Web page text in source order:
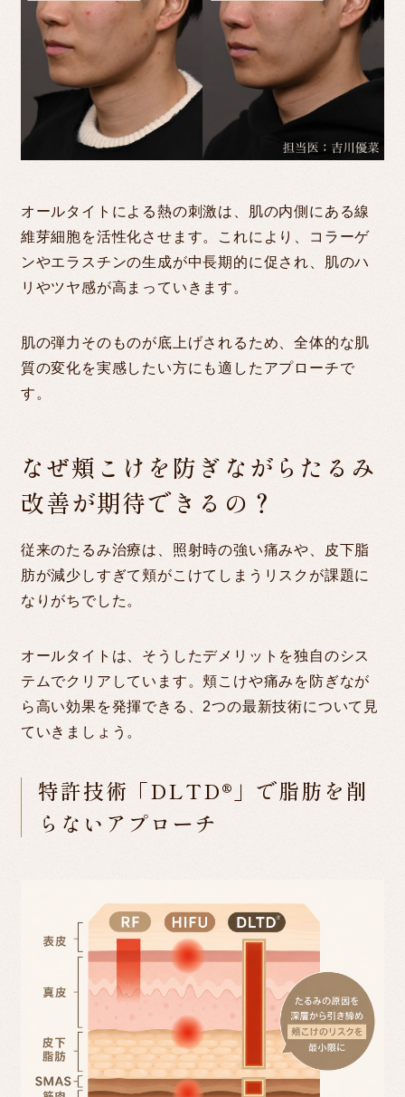
オールタイトによる熱の刺激は、肌の内側にある線
維芽細胞を活性化させます。これにより、コラーゲ
ンやエラスチンの生成が中長期的に促され、肌のハ
リやツヤ感が高まっていきます。
肌の弾力そのものが底上げされるため、全体的な肌
質の変化を実感したい方にも適したアプローチで
す。
なぜ頬こけを防ぎながらたるみ
改善が期待できるの？
従来のたるみ治療は、照射時の強い痛みや、皮下脂
肪が減少しすぎて頬がこけてしまうリスクが課題に
なりがちでした。
オールタイトは、そうしたデメリットを独自のシス
テムでクリアしています。頬こけや痛みを防ぎなが
ら高い効果を発揮できる、2つの最新技術について見
ていきましょう。
特許技術「DLTD®」で脂肪を削
らないアプローチ